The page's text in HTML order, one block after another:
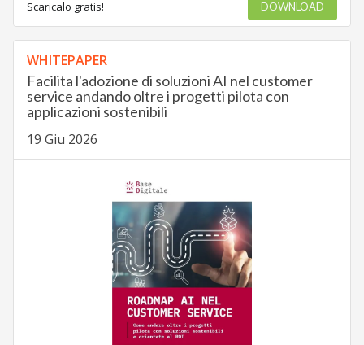
Scaricalo gratis! DOWNLOAD
WHITEPAPER
Facilita l'adozione di soluzioni AI nel customer
service andando oltre i progetti pilota con
applicazioni sostenibili
19 Giu 2026